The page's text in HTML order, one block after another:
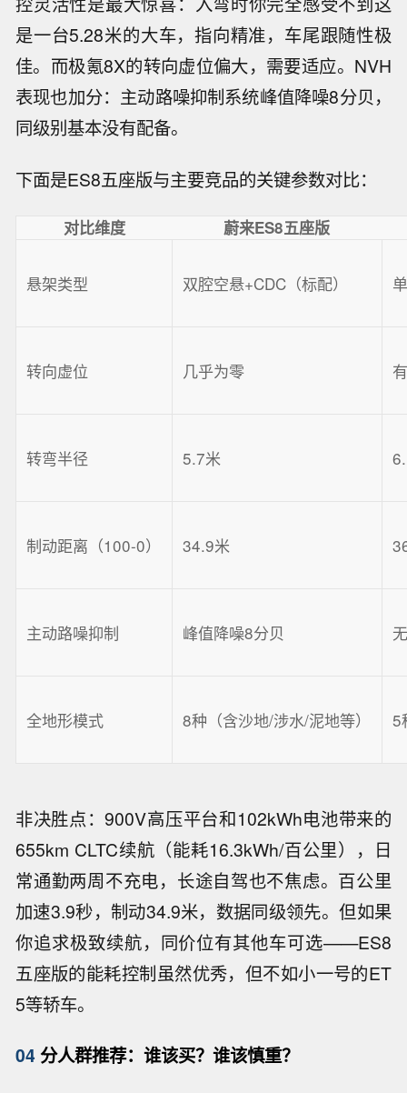
是一台5.28米的大车，指向精准，车尾跟随性极
佳。而极氪8X的转向虚位偏大，需要适应。NVH
表现也加分：主动路噪抑制系统峰值降噪8分贝，
同级别基本没有配备。
下面是ES8五座版与主要竞品的关键参数对比：
对比维度 蔚来ES8五座版
悬架类型 双腔空悬+CDC（标配）
转向虚位 几乎为零
转弯半径 5.7米
制动距离（100-0） 34.9米
主动路噪抑制 峰值降噪8分贝
全地形模式 8种（含沙地/涉水/泥地等） 5
非决胜点：900V高压平台和102kWh电池带来的
655km CLTC续航（能耗16.3kWh/百公里），日
常通勤两周不充电，长途自驾也不焦虑。百公里
加速3.9秒，制动34.9米，数据同级领先。但如果
你追求极致续航，同价位有其他车可选——ES8
五座版的能耗控制虽然优秀，但不如小一号的ET
5等轿车。
04 分人群推荐：谁该买？谁该慎重？